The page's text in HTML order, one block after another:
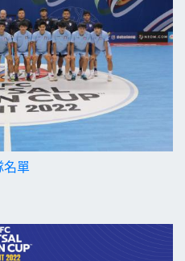
名單